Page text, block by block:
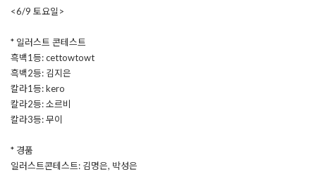
<6/9 토요일>
* 일러스트 콘테스트
흑백1등: cettowtowt
흑백2등: 김지은
칼라1등: kero
칼라2등: 소르비
칼라3등: 무이
* 경품
일러스트콘테스트: 김명은, 박성은